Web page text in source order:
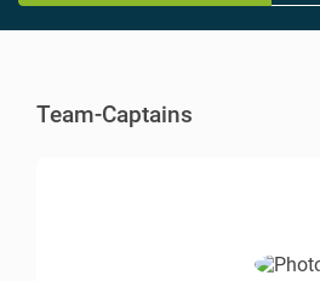
Team-Captains